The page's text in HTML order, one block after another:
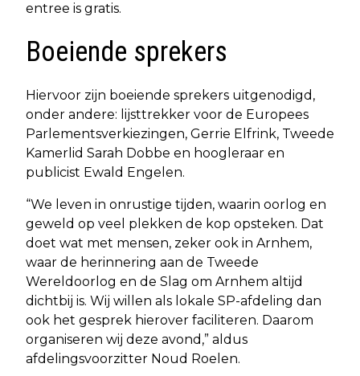
entree is gratis.
Boeiende sprekers
Hiervoor zijn boeiende sprekers uitgenodigd,
onder andere: lijsttrekker voor de Europees
Parlementsverkiezingen, Gerrie Elfrink, Tweede
Kamerlid Sarah Dobbe en hoogleraar en
publicist Ewald Engelen.
“We leven in onrustige tijden, waarin oorlog en
geweld op veel plekken de kop opsteken. Dat
doet wat met mensen, zeker ook in Arnhem,
waar de herinnering aan de Tweede
Wereldoorlog en de Slag om Arnhem altijd
dichtbij is. Wij willen als lokale SP-afdeling dan
ook het gesprek hierover faciliteren. Daarom
organiseren wij deze avond,” aldus
afdelingsvoorzitter Noud Roelen.